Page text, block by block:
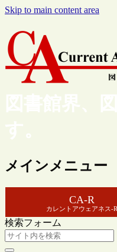
Skip to main content area
図書館界、
す。
メインメニュー
CA-R
カレントアウェアネス-R
検索フォーム